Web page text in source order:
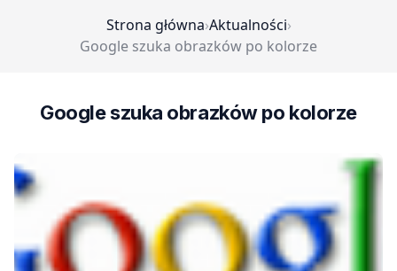
Strona główna›Aktualności›
Google szuka obrazków po kolorze
Google szuka obrazków po kolorze